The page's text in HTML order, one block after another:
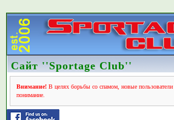
Сайт ''Sportage Club''
Внимание!В целях борьбы со спамом, новые пользователи
понимание.